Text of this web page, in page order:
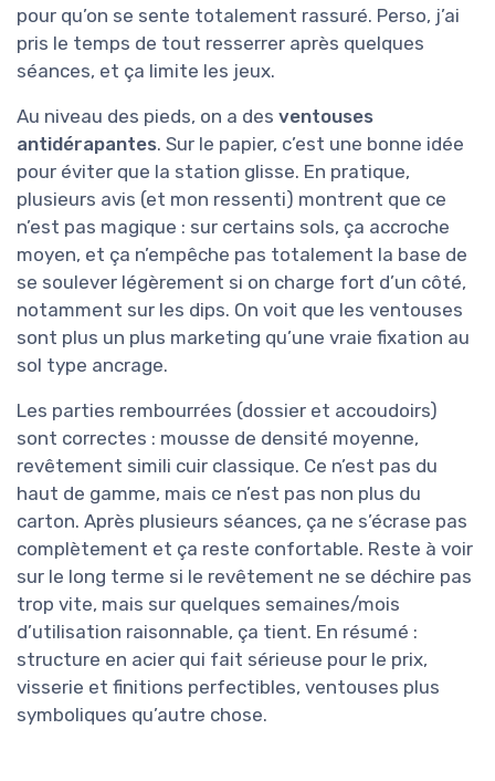
pour qu’on se sente totalement rassuré. Perso, j’ai
pris le temps de tout resserrer après quelques
séances, et ça limite les jeux.
Au niveau des pieds, on a des ventouses
antidérapantes. Sur le papier, c’est une bonne idée
pour éviter que la station glisse. En pratique,
plusieurs avis (et mon ressenti) montrent que ce
n’est pas magique : sur certains sols, ça accroche
moyen, et ça n’empêche pas totalement la base de
se soulever légèrement si on charge fort d’un côté,
notamment sur les dips. On voit que les ventouses
sont plus un plus marketing qu’une vraie fixation au
sol type ancrage.
Les parties rembourrées (dossier et accoudoirs)
sont correctes : mousse de densité moyenne,
revêtement simili cuir classique. Ce n’est pas du
haut de gamme, mais ce n’est pas non plus du
carton. Après plusieurs séances, ça ne s’écrase pas
complètement et ça reste confortable. Reste à voir
sur le long terme si le revêtement ne se déchire pas
trop vite, mais sur quelques semaines/mois
d’utilisation raisonnable, ça tient. En résumé :
structure en acier qui fait sérieuse pour le prix,
visserie et finitions perfectibles, ventouses plus
symboliques qu’autre chose.